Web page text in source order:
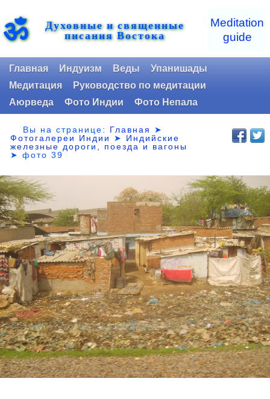
ॐ Духовные и священные
писания Востока
Meditation
guide
Главная Индуизм Веды
Упанишады
Медитация
Руководство по медитации
Аюрведа
Фото Индии Фото Непала
Вы на странице: Главная
➤
Фотогалереи Индии
➤ Индийские
железные дороги, поезда и вагоны
➤фото 39